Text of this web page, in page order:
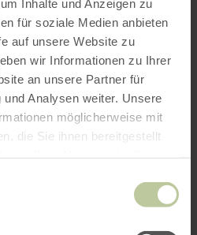
Inhalte und Anzeigen zu
für soziale Medien anbieten
auf unsere Website zu
wir Informationen zu Ihrer
an unsere Partner für
Analysen weiter. Unsere
möglicherweise mit
die Sie ihnen bereitgestellt